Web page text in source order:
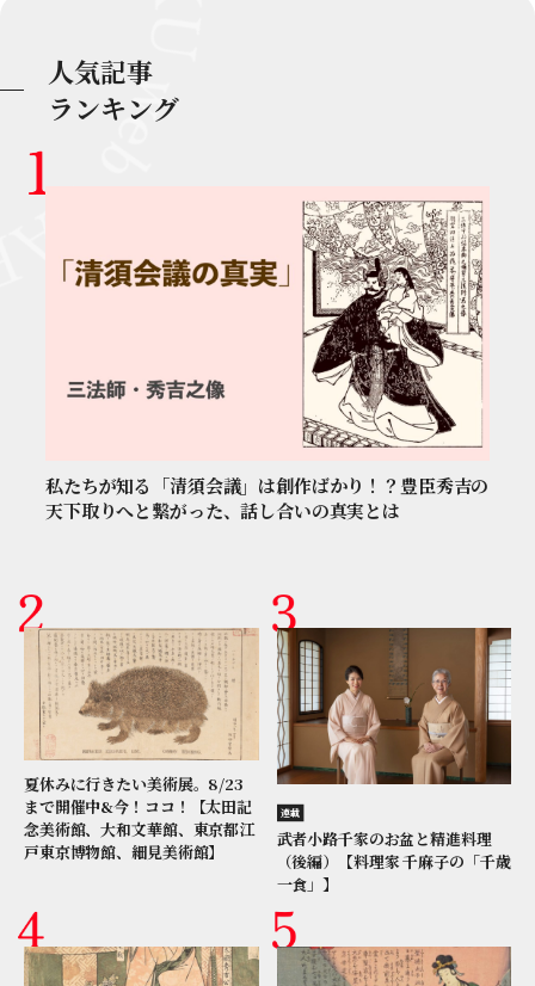
人気記事
ランキング
私たちが知る「清須会議」は創作ばかり！？豊臣秀吉の
天下取りへと繋がった、話し合いの真実とは
夏休みに行きたい美術展。8/23
まで開催中&今！ココ！【太田記
念美術館、大和文華館、東京都江
戸東京博物館、細見美術館】
連載
武者小路千家のお盆と精進料理
（後編）【料理家 千麻子の「千歳
一食」】